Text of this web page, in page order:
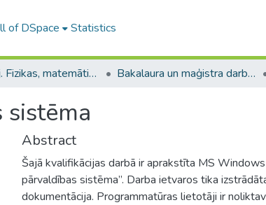
of DSpace Statistics
B --- Bij. Fizikas, matemātikas un optometrijas fakultātes studentu noslēguma darbi / Faculty of Physics, Mathematics and Optometry - Graduate works Bakalaura un maģistra darbi (FMOF) / Bachelor's and Master's theses
Abstract
Šajā kvalifikācijas darbā ir aprakstīta MS
pārvaldības sistēma”. Darba ietvaros tika
dokumentācija. Programmatūras lietotāji ir